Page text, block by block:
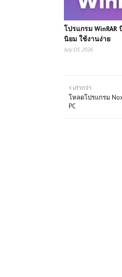
โปรแกรม
นิยม ใช้งานง่าย
July 03, 2026
เก่ากว่า
โหลดโปรแกรม
PC